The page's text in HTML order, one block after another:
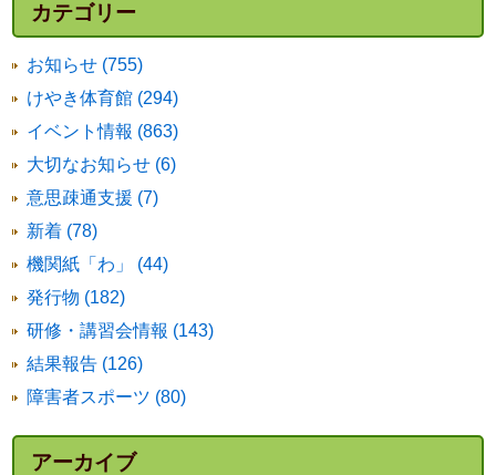
カテゴリー
お知らせ (755)
けやき体育館 (294)
イベント情報 (863)
大切なお知らせ (6)
意思疎通支援 (7)
新着 (78)
機関紙「わ」 (44)
発行物 (182)
研修・講習会情報 (143)
結果報告 (126)
障害者スポーツ (80)
アーカイブ